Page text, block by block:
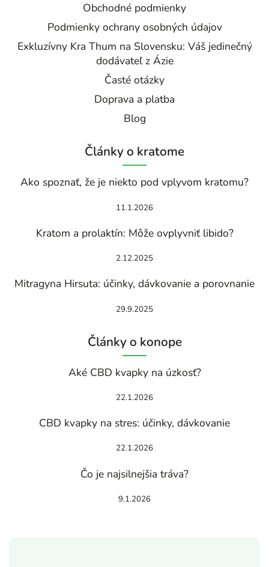
Obchodné podmienky
Podmienky ochrany osobných údajov
Exkluzívny Kra Thum na Slovensku: Váš jedinečný
dodávateľ z Ázie
Časté otázky
Doprava a platba
Blog
Články o kratome
Ako spoznať, že je niekto pod vplyvom kratomu?
11.1.2026
Kratom a prolaktín: Môže ovplyvniť libido?
2.12.2025
Mitragyna Hirsuta: účinky, dávkovanie a porovnanie
29.9.2025
Články o konope
Aké CBD kvapky na úzkosť?
22.1.2026
CBD kvapky na stres: účinky, dávkovanie
22.1.2026
Čo je najsilnejšia tráva?
9.1.2026